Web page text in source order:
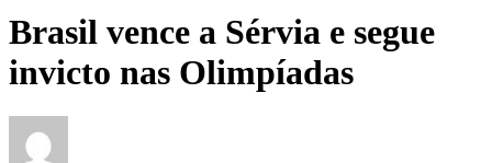
Brasil vence a Sérvia e segue
invicto nas Olimpíadas